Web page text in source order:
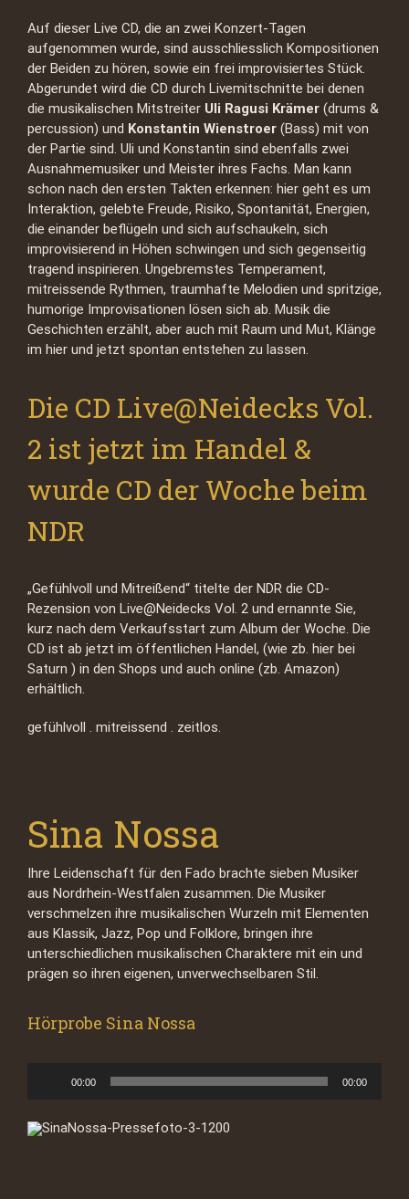
Auf dieser Live CD, die an zwei Konzert-Tagen
aufgenommen wurde, sind ausschliesslich Kompositionen
der Beiden zu hören, sowie ein frei improvisiertes Stück.
Abgerundet wird die CD durch Livemitschnitte bei denen
die musikalischen Mitstreiter Uli Ragusi Krämer (drums &
percussion) und Konstantin Wienstroer (Bass) mit von
der Partie sind. Uli und Konstantin sind ebenfalls zwei
Ausnahmemusiker und Meister ihres Fachs. Man kann
schon nach den ersten Takten erkennen: hier geht es um
Interaktion, gelebte Freude, Risiko, Spontanität, Energien,
die einander beflügeln und sich aufschaukeln, sich
improvisierend in Höhen schwingen und sich gegenseitig
tragend inspirieren. Ungebremstes Temperament,
mitreissende Rythmen, traumhafte Melodien und spritzige,
humorige Improvisationen lösen sich ab. Musik die
Geschichten erzählt, aber auch mit Raum und Mut, Klänge
im hier und jetzt spontan entstehen zu lassen.
Die CD Live@Neidecks Vol.
2 ist jetzt im Handel &
wurde CD der Woche beim
NDR
„Gefühlvoll und Mitreißend“ titelte der NDR die CD-
Rezension von Live@Neidecks Vol. 2 und ernannte Sie,
kurz nach dem Verkaufsstart zum Album der Woche. Die
CD ist ab jetzt im öffentlichen Handel, (wie zb. hier bei
Saturn ) in den Shops und auch online (zb. Amazon)
erhältlich.
gefühlvoll . mitreissend . zeitlos.
Sina Nossa
Ihre Leidenschaft für den Fado brachte sieben Musiker
aus Nordrhein-Westfalen zusammen. Die Musiker
verschmelzen ihre musikalischen Wurzeln mit Elementen
aus Klassik, Jazz, Pop und Folklore, bringen ihre
unterschiedlichen musikalischen Charaktere mit ein und
prägen so ihren eigenen, unverwechselbaren Stil.
Hörprobe Sina Nossa
00:00 00:00